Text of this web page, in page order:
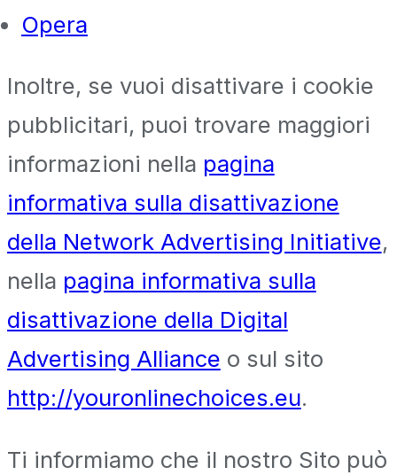
Opera
Inoltre, se vuoi disattivare i cookie
pubblicitari, puoi trovare maggiori
informazioni nella pagina
informativa sulla disattivazione
della Network Advertising Initiative,
nella pagina informativa sulla
disattivazione della Digital
Advertising Alliance o sul sito
http://youronlinechoices.eu.
Ti informiamo che il nostro Sito può